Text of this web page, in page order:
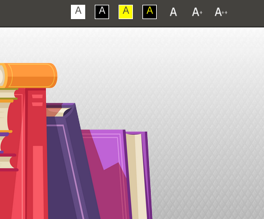
A A A A